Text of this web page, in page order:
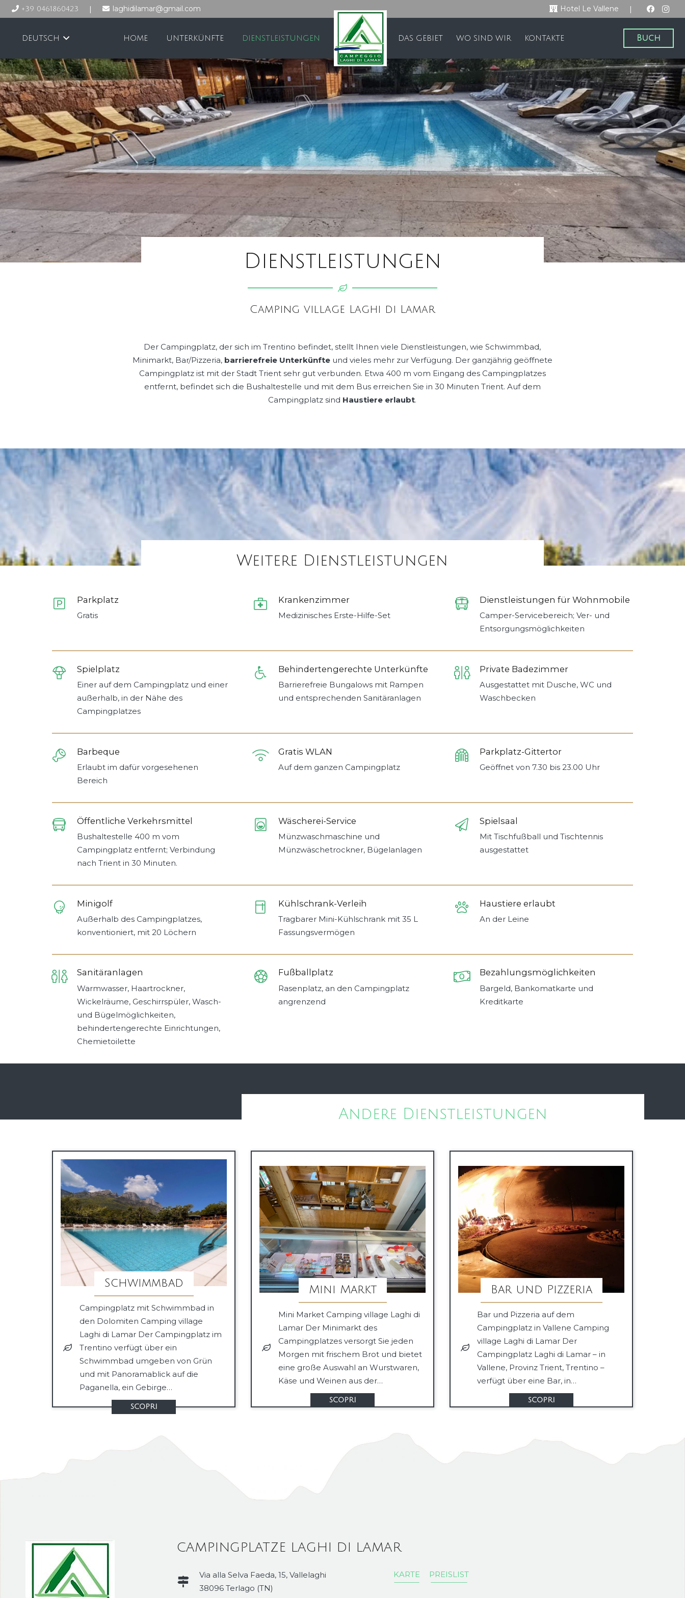
+39 0461860423 | laghidilamar@gmail.com Hotel Le Vallene |
DEUTSCH HOME UNTERKÜNFTE DIENSTLEISTUNGEN DAS GEBIET WO SIND WIR KONTAKTE Buch
Dienstleistungen
Camping village Laghi di Lamar
Der Campingplatz, der sich im Trentino befindet, stellt Ihnen viele Dienstleistungen, wie Schwimmbad,
Minimarkt, Bar/Pizzeria, barrierefreie Unterkünfteund vieles mehr zur Verfügung. Der ganzjährig geöffnete
Campingplatz ist mit der Stadt Trient sehr gut verbunden. Etwa 400 m vom Eingang des Campingplatzes
entfernt, befindet sich die Bushaltestelle und mit dem Bus erreichen Sie in 30 Minuten Trient. Auf dem
Campingplatz sind Haustiere erlaubt.
Weitere Dienstleistungen
Parkplatz
Gratis
Krankenzimmer
Medizinisches Erste-Hilfe-Set
Dienstleistungen für Wohnmobile
Camper-Servicebereich; Ver- und
Entsorgungsmöglichkeiten
Spielplatz
Einer auf dem Campingplatz und einer
außerhalb, in der Nähe des
Campingplatzes
Behindertengerechte Unterkünfte
Barrierefreie Bungalows mit Rampen
und entsprechenden Sanitäranlagen
Private Badezimmer
Ausgestattet mit Dusche, WC und
Waschbecken
Barbeque
Erlaubt im dafür vorgesehenen
Bereich
Gratis WLAN
Auf dem ganzen Campingplatz
Parkplatz-Gittertor
Geöffnet von 7.30 bis 23.00 Uhr
Öffentliche Verkehrsmittel
Bushaltestelle 400 m vom
Campingplatz entfernt; Verbindung
nach Trient in 30 Minuten.
Wäscherei-Service
Münzwaschmaschine und
Münzwäschetrockner, Bügelanlagen
Spielsaal
Mit Tischfußball und Tischtennis
ausgestattet
Minigolf
Außerhalb des Campingplatzes,
konventioniert, mit 20 Löchern
Kühlschrank-Verleih
Tragbarer Mini-Kühlschrank mit 35 L
Fassungsvermögen
Haustiere erlaubt
An der Leine
Sanitäranlagen
Warmwasser, Haartrockner,
Wickelräume, Geschirrspüler, Wasch-
und Bügelmöglichkeiten,
behindertengerechte Einrichtungen,
Chemietoilette
Fußballplatz
Rasenplatz, an den Campingplatz
angrenzend
Bezahlungsmöglichkeiten
Bargeld, Bankomatkarte und
Kreditkarte
Andere Dienstleistungen
Schwimmbad
Campingplatz mit Schwimmbad in
den Dolomiten Camping village
Laghi di Lamar Der Campingplatz im
Trentino verfügt über ein
Schwimmbad umgeben von Grün
und mit Panoramablick auf die
Paganella, ein Gebirge…
SCOPRI
Mini Markt
Mini Market Camping village Laghi di
Lamar Der Minimarkt des
Campingplatzes versorgt Sie jeden
Morgen mit frischem Brot und bietet
eine große Auswahl an Wurstwaren,
Käse und Weinen aus der…
SCOPRI
Bar und Pizzeria
Bar und Pizzeria auf dem
Campingplatz in Vallene Camping
village Laghi di Lamar Der
Campingplatz Laghi di Lamar – in
Vallene, Provinz Trient, Trentino –
verfügt über eine Bar, in…
SCOPRI
CAMPINGPLATZE LAGHI DI LAMAR
Via alla Selva Faeda, 15, Vallelaghi
38096 Terlago (TN)
KARTE PREISLIST